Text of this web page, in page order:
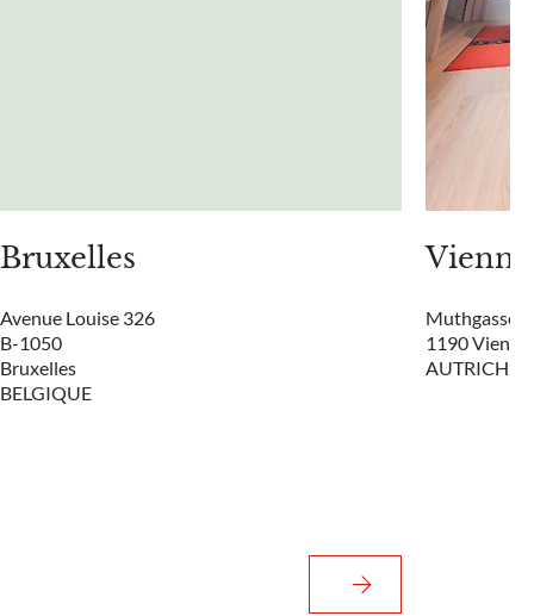
Bruxelles
Avenue Louise 326
B-1050
Bruxelles
BELGIQUE
Vienne
Muthgasse
1190 Vienne
AUTRICHE